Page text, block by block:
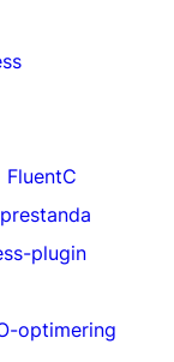
FluentC
plugin
optimering